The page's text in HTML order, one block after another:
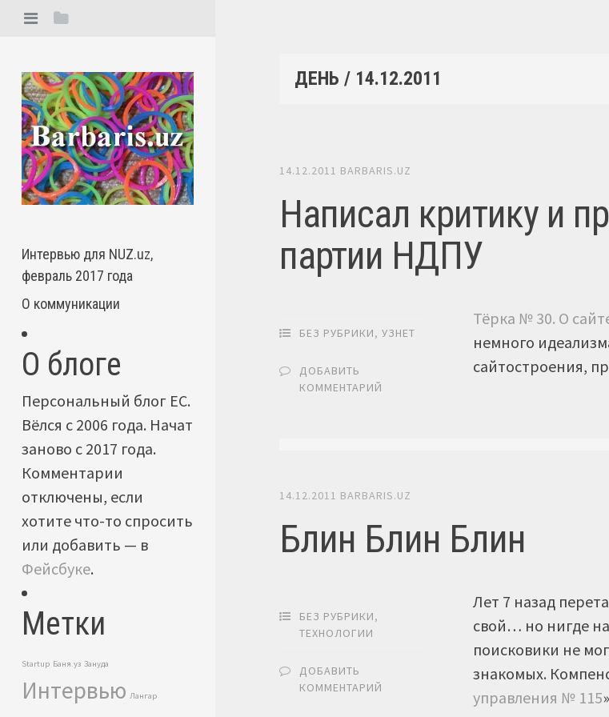
Интервью для NUZ.uz,
февраль 2017 года
О коммуникации
О блоге
Персональный блог ЕС.
Вёлся с 2006 года. Начат
заново с 2017 года.
Комментарии
отключены, если
хотите что-то спросить
или добавить — в
Фейсбуке.
Метки
Startup Баня.уз Зануда
Интервью Лангар
ДЕНЬ / 14.12.2011
14.12.2011 BARBARIS.UZ
Написал критику и
партии НДПУ
БЕЗ РУБРИКИ,УЗНЕТ
ДОБАВИТЬ
КОММЕНТАРИЙ
Тёрка № 30. О
немного
сайтостроения,
14.12.2011 BARBARIS.UZ
Блин Блин Блин
БЕЗ РУБРИКИ,
ТЕХНОЛОГИИ
ДОБАВИТЬ
КОММЕНТАРИЙ
Лет 7 назад
свой… но нигде
поисковики не
знакомых.
управления № 115